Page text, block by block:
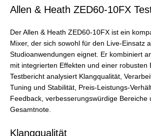
Allen & Heath ZED60-10FX
Der Allen & Heath ZED60-10FX ist ein
Mixer, der sich sowohl für den Live-Einsatz
Studioanwendungen eignet. Er kombiniert
mit integrierten Effekten und einer robusten
Testbericht analysiert Klangqualität,
Tuning und Stabilität, Preis-Leistungs-
Feedback, verbesserungswürdige Bereiche
Gesamtnote.
Klangqualität